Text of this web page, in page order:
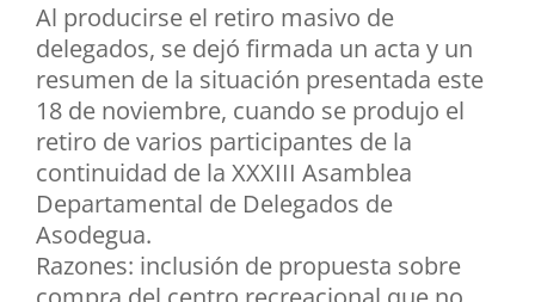
Al producirse el retiro masivo de
delegados, se dejó firmada un acta y un
resumen de la situación presentada este
18 de noviembre, cuando se produjo el
retiro de varios participantes de la
continuidad de la XXXIII Asamblea
Departamental de Delegados de
Asodegua.
Razones: inclusión de propuesta sobre